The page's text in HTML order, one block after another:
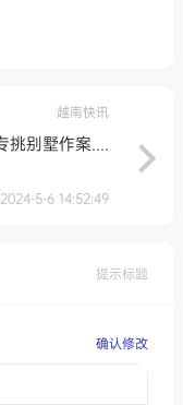
越南快讯
挑别墅作案....
2024-5-6 14:52:49
提示标题
确认修改